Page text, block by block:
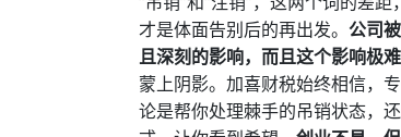
才是体面告别后的再出发。 公司
且深刻的影响，而且这个影响极难
蒙上阴影。加喜财税始终相信，
论是帮你处理棘手的吊销状态，